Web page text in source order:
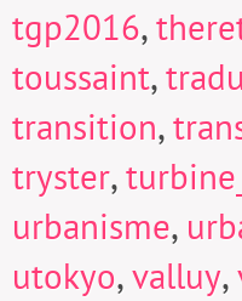
tgp2016,
toussaint,
transition,
tryster,
urbanisme,
utokyo,valluy,